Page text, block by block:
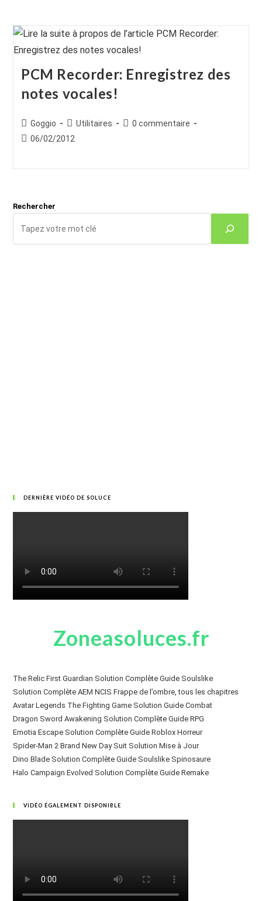
PCM Recorder: Enregistrez des
notes vocales!
Auteur/autrice
de
Goggio
Post
category:
Utilitaires
Commentaires
0 commentaire
Publication
06/02/2012
Rechercher
DERNIÈRE VIDÉO DE SOLUCE
Zoneasoluces.fr
The Relic First Guardian Solution Complète Guide Soulslike
Solution Complète AEM NCIS Frappe de l’ombre, tous les chapitres
Avatar Legends The Fighting Game Solution Guide Combat
Dragon Sword Awakening Solution Complète Guide RPG
Emotia Escape Solution Complète Guide Roblox Horreur
Spider-Man 2 Brand New Day Suit Solution Mise à Jour
Dino Blade Solution Complète Guide Soulslike Spinosaure
Halo Campaign Evolved Solution Complète Guide Remake
VIDÉO ÉGALEMENT DISPONIBLE